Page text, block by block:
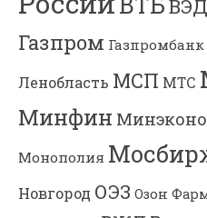
ВЭД
Газпром Газпромбанк
Ленобласть МСП МТС
Минфин
Монополия
Новгород ОЭЗ Озон